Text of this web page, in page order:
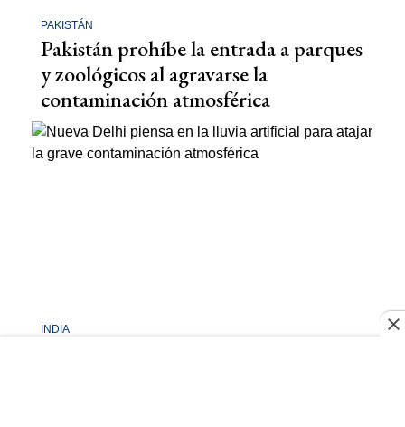
PAKISTÁN
Pakistán prohíbe la entrada a parques
y zoológicos al agravarse la
contaminación atmosférica
INDIA